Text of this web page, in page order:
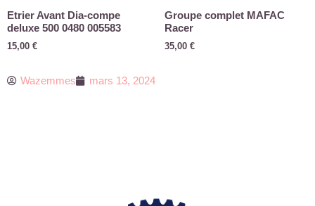
Etrier Avant Dia-compe
deluxe 500 0480 005583
15,00 €
Groupe complet MAFAC
Racer
35,00 €
Wazemmes mars 13, 2024